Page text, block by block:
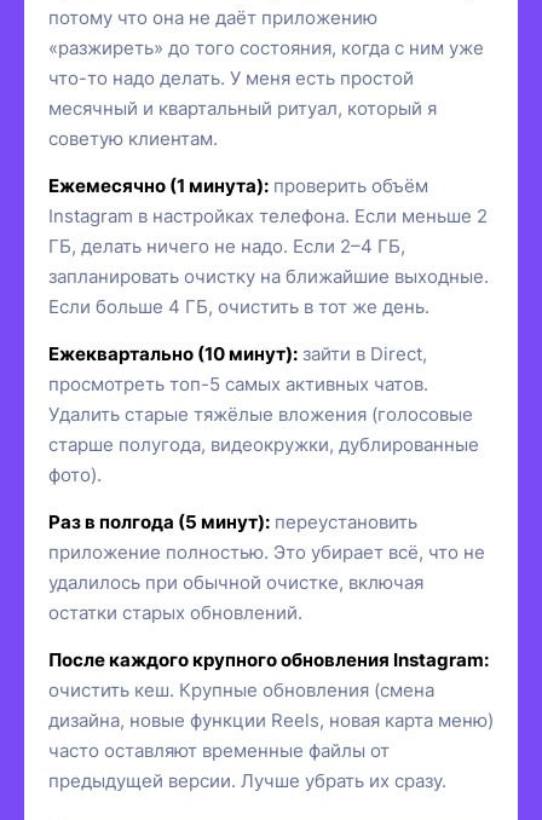
потому что она не даёт приложению
«разжиреть» до того состояния, когда с ним уже
что-то надо делать. У меня есть простой
месячный и квартальный ритуал, который я
советую клиентам.
Ежемесячно (1 минута): проверить объём
Instagram в настройках телефона. Если меньше 2
ГБ, делать ничего не надо. Если 2–4 ГБ,
запланировать очистку на ближайшие выходные.
Если больше 4 ГБ, очистить в тот же день.
Ежеквартально (10 минут): зайти в Direct,
просмотреть топ-5 самых активных чатов.
Удалить старые тяжёлые вложения (голосовые
старше полугода, видеокружки, дублированные
фото).
Раз в полгода (5 минут): переустановить
приложение полностью. Это убирает всё, что не
удалилось при обычной очистке, включая
остатки старых обновлений.
После каждого крупного обновления Instagram:
очистить кеш. Крупные обновления (смена
дизайна, новые функции Reels, новая карта меню)
часто оставляют временные файлы от
предыдущей версии. Лучше убрать их сразу.